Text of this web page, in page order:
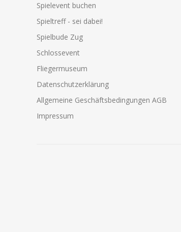
Spielevent buchen
Spieltreff - sei dabei!
Spielbude Zug
Schlossevent
Fliegermuseum
Datenschutzerklärung
Allgemeine Geschäftsbedingungen AGB
Impressum